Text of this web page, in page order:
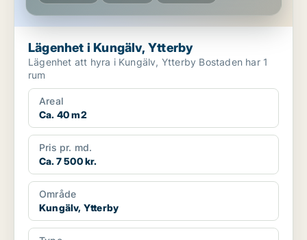
Lägenhet i Kungälv, Ytterby
Lägenhet att hyra i Kungälv, Ytterby Bostaden har 1
rum
Areal
Ca. 40 m2
Pris pr. md.
Ca. 7 500 kr.
Område
Kungälv, Ytterby